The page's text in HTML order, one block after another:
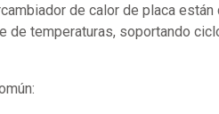
de calor de placa
de temperaturas, soportando